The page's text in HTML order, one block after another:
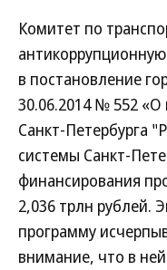
Комитет по
в постановление
30.06.2014 № 552 «О
Санкт-Петербурга
системы Санкт-
финансирования
2,036 трлн рублей.
программу
внимание, что в